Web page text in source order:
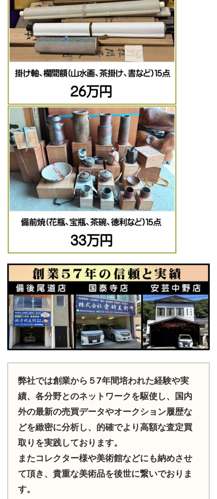
弊社では創業から５7年間培われた経験や実
績、各分野とのネットワークを駆使し、国内
外の最新の売買データやオークション履歴な
どを緻密に分析し、的確でより高額な査定買
取りを実践しております。
またコレクター様や美術館などにも納めさせ
て頂き、貴重な美術品を後世に繋いでおりま
す。